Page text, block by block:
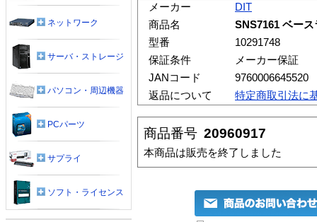
メーカー
DIT
商品名
SNS7161 ベー
型番
10291748
保証条件
メーカー保証
JANコード
9760006645520
返品について
特定商取引法に
商品番号 20960917
本商品は販売を終了しました
ネットワーク
サーバ・ストレージ
パソコン・周辺機器
PCパーツ
サプライ
ソフト・ライセンス